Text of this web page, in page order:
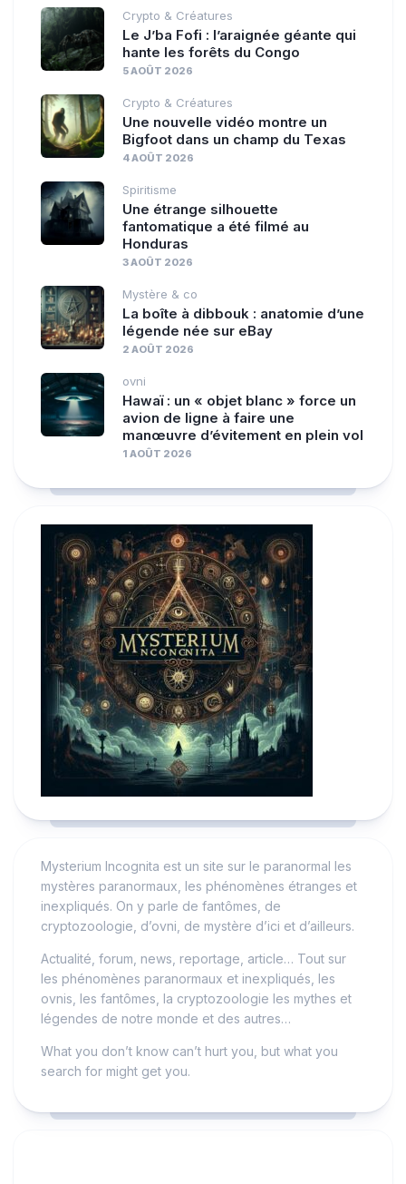
Crypto & Créatures
Le J’ba Fofi : l’araignée géante qui
hante les forêts du Congo
5 AOÛT 2026
Crypto & Créatures
Une nouvelle vidéo montre un
Bigfoot dans un champ du Texas
4 AOÛT 2026
Spiritisme
Une étrange silhouette
fantomatique a été filmé au
Honduras
3 AOÛT 2026
Mystère & co
La boîte à dibbouk : anatomie d’une
légende née sur eBay
2 AOÛT 2026
ovni
Hawaï : un « objet blanc » force un
avion de ligne à faire une
manœuvre d’évitement en plein vol
1 AOÛT 2026
Mysterium Incognita est un site sur le paranormal les
mystères paranormaux, les phénomènes étranges et
inexpliqués. On y parle de fantômes, de
cryptozoologie, d’ovni, de mystère d’ici et d’ailleurs.
Actualité, forum, news, reportage, article… Tout sur
les phénomènes paranormaux et inexpliqués, les
ovnis, les fantômes, la cryptozoologie les mythes et
légendes de notre monde et des autres…
What you don’t know can’t hurt you, but what you
search for might get you.